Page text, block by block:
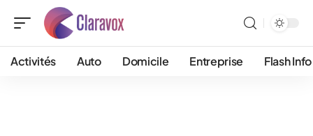
Activités Auto Domicile Entreprise Flash Info